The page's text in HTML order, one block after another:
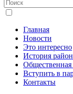
Главная
Новости
Это интересно
История
Вступить в
Контакты